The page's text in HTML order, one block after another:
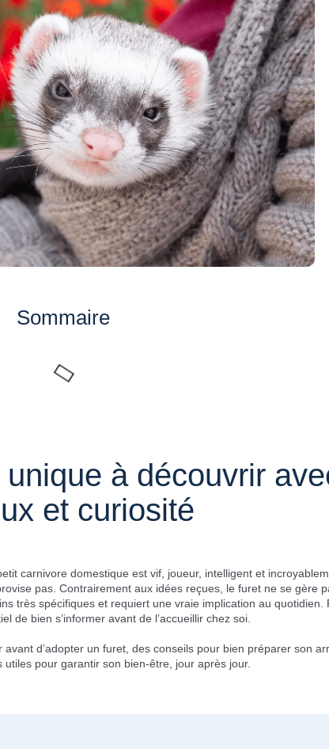
Sommaire
à découvrir
et curiosité
carnivore domestique est vif, joueur, intelligent et
pas. Contrairement aux idées reçues, le furet ne se gère
très spécifiques et requiert une vraie implication au quotidien.
de bien s’informer avant de l’accueillir chez soi.
avant d’adopter un furet, des conseils pour bien préparer son
pour garantir son bien-être, jour après jour.